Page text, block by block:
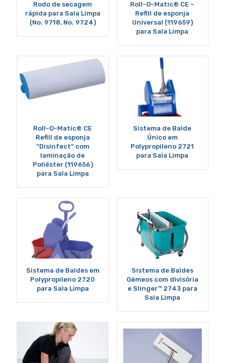
Rodo de secagem
rápida para Sala Limpa
(No. 9718, No. 9724)
Roll-O-Matic® CE –
Refill de esponja
Universal (119659)
para Sala Limpa
Roll-O-Matic® CE
Refill de esponja
“Disinfect” com
laminação de
Poliéster (119656)
para Sala Limpa
Sistema de Balde
Único em
Polypropileno 2721
para Sala Limpa
Sistema de Baldes em
Polypropileno 2720
para Sala Limpa
Sistema de Baldes
Gêmeos com divisória
e Slinger™ 2743 para
Sala Limpa